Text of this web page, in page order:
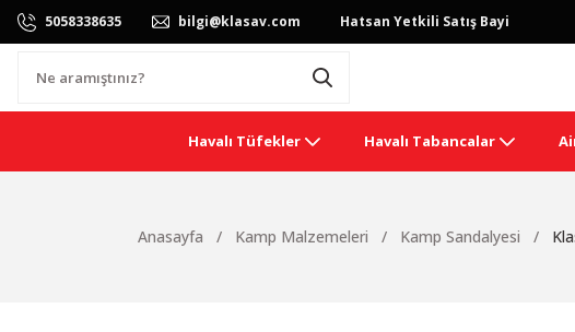
5058338635 bilgi@klasav.com Hatsan Yetkili Satış Bayi
Havalı Tüfekler Havalı Tabancalar
Anasayfa Kamp Malzemeleri Kamp Sandalyesi